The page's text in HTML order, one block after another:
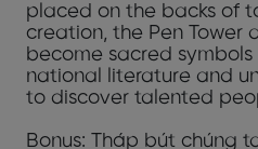
placed on the backs of
creation, the Pen Tower
become sacred
national literature and
to discover talented
Bonus: Tháp bút chúng